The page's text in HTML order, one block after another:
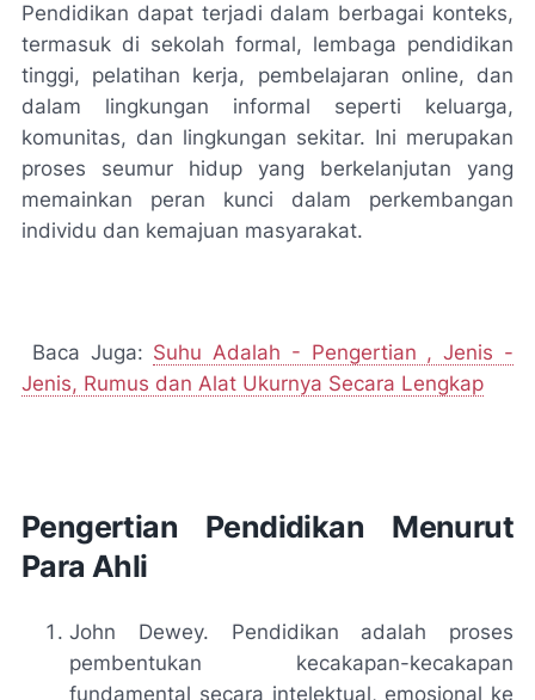
Pendidikan dapat terjadi dalam berbagai konteks,
termasuk di sekolah formal, lembaga pendidikan
tinggi, pelatihan kerja, pembelajaran online, dan
dalam lingkungan informal seperti keluarga,
komunitas, dan lingkungan sekitar. Ini merupakan
proses seumur hidup yang berkelanjutan yang
memainkan peran kunci dalam perkembangan
individu dan kemajuan masyarakat.
Baca Juga: Suhu Adalah - Pengertian , Jenis -
Jenis, Rumus dan Alat Ukurnya Secara Lengkap
Pengertian Pendidikan Menurut
Para Ahli
John Dewey. Pendidikan adalah proses
pembentukan kecakapan-kecakapan
fundamental secara intelektual, emosional ke